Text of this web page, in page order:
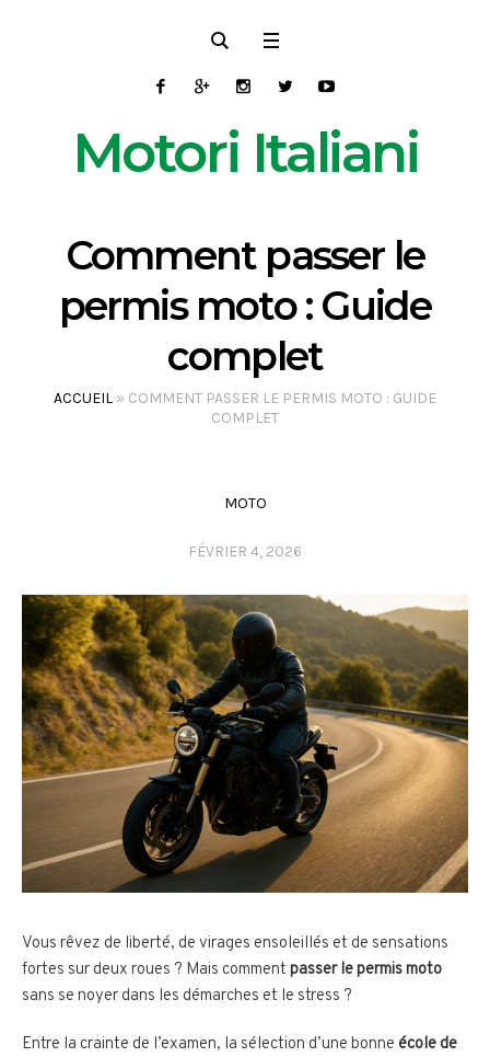
Motori Italiani
Comment passer le
permis moto : Guide
complet
ACCUEIL » COMMENT PASSER LE PERMIS MOTO : GUIDE
COMPLET
MOTO
FÉVRIER 4, 2026
Vous rêvez de liberté, de virages ensoleillés et de sensations
fortes sur deux roues ? Mais comment passer le permis moto
sans se noyer dans les démarches et le stress ?
Entre la crainte de l’examen, la sélection d’une bonne école de